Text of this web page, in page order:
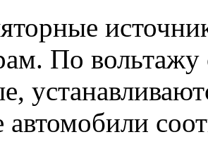
По
автомобили